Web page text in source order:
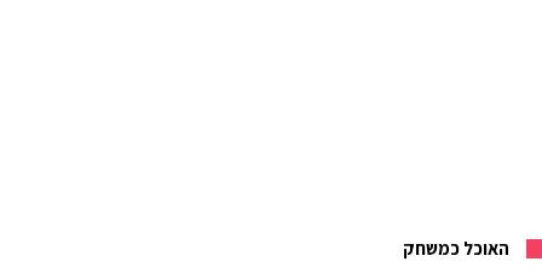
האוכל כמשחק